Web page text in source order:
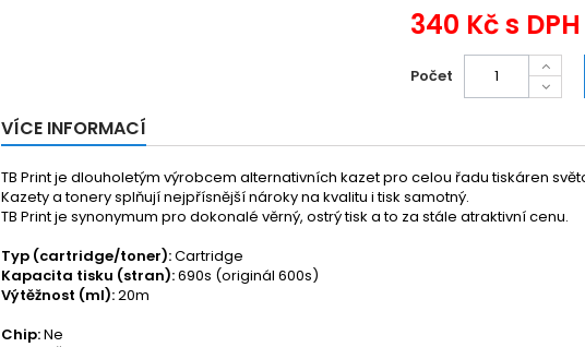
340 Kčs DPH
Počet
VÍCE INFORMACÍ
TB Print je dlouholetým výrobcem alternativních kazet pro celou řadu tiskáren
Kazety a tonery splňují nejpřísnější nároky na kvalitu i tisk samotný.
TB Print je synonymum pro dokonalé věrný, ostrý tisk a to za stále atraktivní cenu.
Typ (cartridge/toner):Cartridge
Kapacita tisku (stran):690s (originál 600s)
Výtěžnost (ml):20m
Chip:Ne